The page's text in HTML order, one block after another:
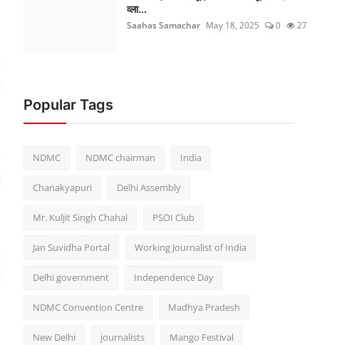
व्ला...
Saahas Samachar May 18, 2025 0 27
Popular Tags
NDMC NDMC chairman India
Chanakyapuri Delhi Assembly
Mr. Kuljit Singh Chahal PSOI Club
Jan Suvidha Portal Working Journalist of India
Delhi government Independence Day
NDMC Convention Centre Madhya Pradesh
New Delhi journalists Mango Festival